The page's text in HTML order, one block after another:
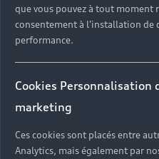
que vous pouvez à tout moment
consentement à l'installation de
performance.
Cookies Personnalisation
marketing
Ces cookies sont placés entre
Analytics, mais également par